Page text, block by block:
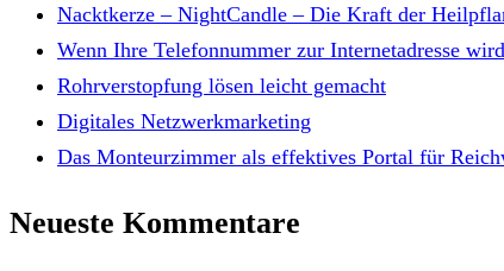
Nacktkerze – NightCandle – Die Kraft der
Wenn Ihre Telefonnummer zur Internetadresse
Rohrverstopfung lösen leicht gemacht
Digitales Netzwerkmarketing
Das Monteurzimmer als effektives Portal für
Neueste Kommentare